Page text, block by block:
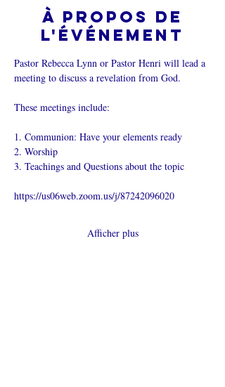
À propos de
l'événement
Pastor Rebecca Lynn or Pastor Henri will lead a
meeting to discuss a revelation from God.
These meetings include:
1. Communion: Have your elements ready
2. Worship
3. Teachings and Questions about the topic
https://us06web.zoom.us/j/87242096020
Afficher plus